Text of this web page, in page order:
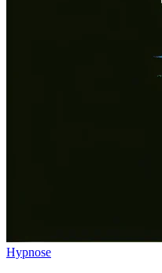
Hypnose